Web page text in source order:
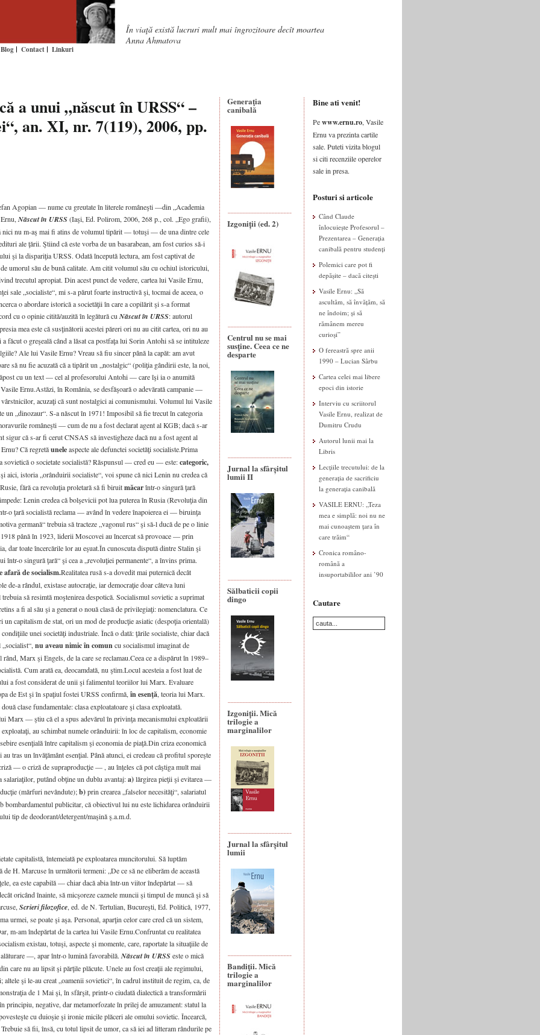
Blog Contact Linkuri
În viaţă există lucruri mult mai îngrozitoare decît moartea
Anna Ahmatova
a unui „născut în URSS“ –
an. XI, nr. 7(119), 2006, pp.
Agopian — nume cu greutate în literele româneşti —din „Academia
Născut în URSS(Iaşi, Ed. Polirom, 2006, 268 p., col. „Ego grafii),
nici nu m-aş mai fi atins de volumul tipărit — totuşi — de una dintre cele
ale ţării. Ştiind că este vorba de un basarabean, am fost curios să-i
şi la dispariţia URSS. Odată începută lectura, am fost captivat de
umorul său de bună calitate. Am citit volumul său cu ochiul istoricului,
trecutul apropiat. Din acest punct de vedere, cartea lui Vasile Ernu,
sale „socialiste“, mi s-a părut foarte instructivă şi, tocmai de aceea, o
o abordare istorică a societăţii în care a copilărit şi s-a format
cu o opinie citită/auzită în legătură cu Născut în URSS: autorul
mea este că susţinătorii acestei păreri ori nu au citit cartea, ori nu au
făcut o greşeală când a lăsat ca postfaţa lui Sorin Antohi să se intituleze
Ale lui Vasile Ernu? Vreau să fiu sincer până la capăt: am avut
să nu fie acuzată că a tipărit un „nostalgic“ (poliţia gândirii este, la noi,
cu un text — cel al profesorului Antohi — care îşi ia o anumită
Ernu.Astăzi, în România, se desfăşoară o adevărată campanie —
acuzaţi că sunt nostalgici ai comunismului. Volumul lui Vasile
un „dinozaur“. S-a născut în 1971! Imposibil să fie trecut în categoria
româneşti — cum de nu a fost declarat agent al KGB; dacă s-ar
sigur că s-ar fi cerut CNSAS să investigheze dacă nu a fost agent al
Că regretăuneleaspecte ale defunctei societăţi socialiste.Prima
sovietică o societate socialistă? Răspunsul — cred eu — este:categoric,
aici, istoria „orânduirii socialiste“, voi spune că nici Lenin nu credea că
fără ca revoluţia proletară să fi biruitmăcarîntr-o singură ţară
Lenin credea că bolşevicii pot lua puterea în Rusia (Revoluţia din
o ţară socialistă reclama — având în vedere înapoierea ei — biruinţa
germană“ trebuia să tracteze „vagonul rus“ şi să-l ducă de pe o linie
până în 1923, liderii Moscovei au încercat să provoace — prin
dar toate încercările lor au eşuat.În cunoscuta dispută dintre Stalin şi
într-o singură ţară“ şi cea a „revoluţiei permanente“, a învins prima.
afară de socialism.Realitatea rusă s-a dovedit mai puternică decât
de-a rândul, existase autocraţie, iar democraţie doar câteva luni
să resimtă moştenirea despotică. Socialismul sovietic a suprimat
a fi al său şi a generat o nouă clasă de privilegiaţi: nomenclatura. Ce
capitalism de stat, ori un mod de producţie asiatic (despoţia orientală)
unei societăţi industriale. Încă o dată: ţările socialiste, chiar dacă
nu aveau nimic în comuncu socialismul imaginat de
Marx şi Engels, de la care se reclamau.Ceea ce a dispărut în 1989–
Cum arată ea, deocamdată, nu ştim.Locul acesteia a fost luat de
a fost considerat de unii şi falimentul teoriilor lui Marx. Evaluare
de Est şi în spaţiul fostei URSS confirmă, în esenţă, teoria lui Marx.
clase fundamentale: clasa exploatatoare şi clasa exploatată.
Marx — ştiu că el a spus adevărul în privinţa mecanismului exploatării
au schimbat numele orânduirii: în loc de capitalism, economie
esenţială între capitalism şi economia de piaţă.Din criza economică
tras un învăţământ esenţial. Până atunci, ei credeau că profitul sporeşte
— o criză de supraproducţie — , au înţeles că pot câştiga mult mai
putând obţine un dublu avantaj:a)lărgirea pieţii şi evitarea —
(mărfuri nevândute);b)prin crearea „falselor necesităţi“, salariatul
publicitar, că obiectivul lui nu este lichidarea orânduirii
tip de deodorant/detergent/maşină ş.a.m.d.
capitalistă, întemeiată pe exploatarea muncitorului. Să luptăm
H. Marcuse în următorii termeni: „De ce să ne eliberăm de această
ea este capabilă — chiar dacă abia într-un viitor îndepărtat — să
oricând înainte, să micşoreze caznele muncii şi timpul de muncă şi să
Scrieri filozofice, ed. de N. Tertulian, Bucureşti, Ed. Politică, 1977,
urmei, se poate şi aşa. Personal, aparţin celor care cred că un sistem,
m-am îndepărtat de la cartea lui Vasile Ernu.Confruntat cu realitatea
existau, totuşi, aspecte şi momente, care, raportate la situaţiile de
—, apar într-o lumină favorabilă. Născut în URSSeste o mică
care nu au lipsit şi părţile plăcute. Unele au fost creaţii ale regimului,
altele şi le-au creat „oamenii sovietici“, în cadrul instituit de regim, ca, de
de 1 Mai şi, în sfârşit, printr-o ciudată dialectică a transformării
principiu, negative, dar metamorfozate în prilej de amuzament: statul la
cu duioşie şi ironie micile plăceri ale omului sovietic. Încearcă,
să fii, însă, cu totul lipsit de umor, ca să iei ad litteram rândurile pe
Generaţia
canibală
Izgoniții (ed. 2)
Centrul nu se mai
susține. Ceea ce ne
desparte
Jurnal la sfârșitul
lumii II
Sălbaticii copii
dingo
Izgoniții. Mică
trilogie a
marginalilor
Jurnal la sfârșitul
lumii
Bandiţii. Mică
trilogie a
marginalilor
Bine ati venit!
Pewww.ernu.ro, Vasile
Ernu va prezinta cartile
sale. Puteti vizita blogul
si citi recenziile operelor
sale in presa.
Posturi si articole
Când Claude
înlocuiește Profesorul –
Prezentarea – Generația
canibală pentru studenți
Polemici care pot fi
depășite – dacă citești
Vasile Ernu: „Să
ascultăm, să învățăm, să
ne îndoim; și să
rămânem mereu
curioși”
O fereastră spre anii
1990 – Lucian Sârbu
Cartea celei mai libere
epoci din istorie
Interviu cu scriitorul
Vasile Ernu, realizat de
Dumitru Crudu
Autorul lunii mai la
Libris
Lecțiile trecutului: de la
generația de sacrificiu
la generația canibală
VASILE ERNU: „Teza
mea e simplă: noi nu ne
mai cunoaștem țara în
care trăim“
Cronica româno-
română a
insuportabililor ani ’90
Cautare